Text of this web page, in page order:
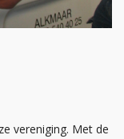
vereniging. Met de